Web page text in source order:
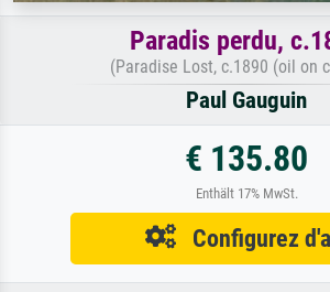
Paradis perdu,
(Paradise Lost, c.1890 (oil on
Paul Gauguin
€ 135.80
Enthält 17% MwSt.
Configurez